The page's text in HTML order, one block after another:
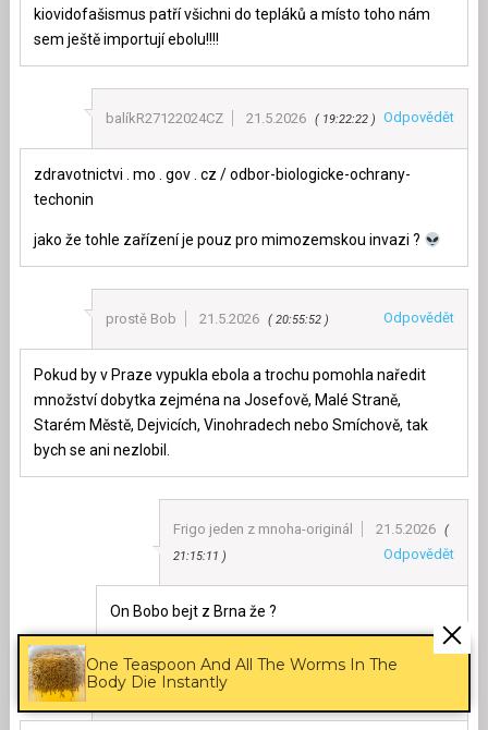
kiovidofašismus patří všichni do tepláků a místo toho nám
sem ještě importují ebolu!!!!
balíkR27122024CZ 21.5.2026 19:22:22 Odpovědět
zdravotnictvi . mo . gov . cz / odbor-biologicke-ochrany-
techonin
jako že tohle zařízení je pouz pro mimozemskou invazi ?
prostě Bob 21.5.2026 20:55:52 Odpovědět
Pokud by v Praze vypukla ebola a trochu pomohla naředit
množství dobytka zejména na Josefově, Malé Straně,
Starém Městě, Dejvicích, Vinohradech nebo Smíchově, tak
bych se ani nezlobil.
Frigo jeden z mnoha-originál 21.5.2026
21:15:11 Odpovědět
On Bobo bejt z Brna že ?
PLC Programator
One Teaspoon And All The Worms In The
Body Die Instantly